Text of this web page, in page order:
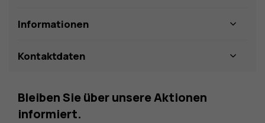
Informationen
Kontaktdaten
Bleiben Sie über unsere Aktionen
informiert.